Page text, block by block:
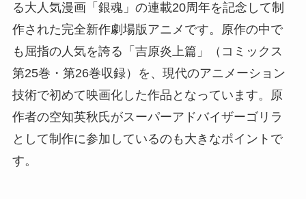
る大人気漫画「銀魂」の連載20周年を記念して制
作された完全新作劇場版アニメです。原作の中で
も屈指の人気を誇る「吉原炎上篇」（コミックス
第25巻・第26巻収録）を、現代のアニメーション
技術で初めて映画化した作品となっています。原
作者の空知英秋氏がスーパーアドバイザーゴリラ
として制作に参加しているのも大きなポイントで
す。